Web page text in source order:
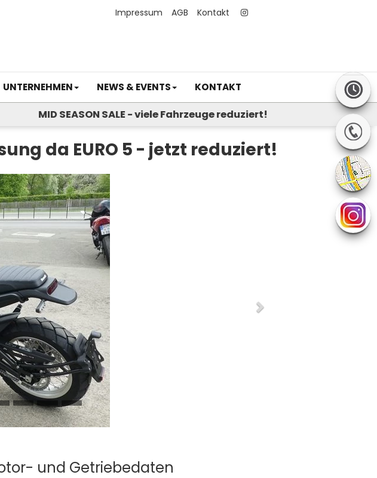
Impressum AGB Kontakt
UNTERNEHMEN NEWS & EVENTS KONTAKT
MID SEASON SALE - viele Fahrzeuge reduziert!
da EURO 5 - jetzt reduziert!
und Getriebedaten